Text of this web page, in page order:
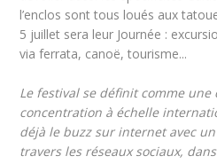
l’enclos sont tous loués aux
5 juillet sera leur Journée :
via ferrata, canoë, tourisme...
Le festival se définit comme une
concentration à échelle
déjà le buzz sur internet avec
travers les réseaux sociaux,